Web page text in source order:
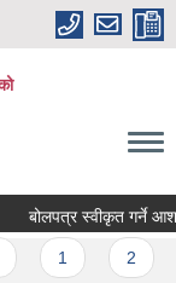
बोलपत्र स्वीकृत गर्ने